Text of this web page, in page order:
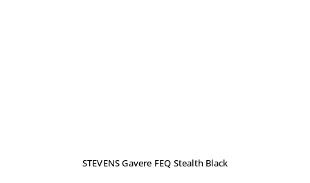
STEVENS Gavere FEQ Stealth Black